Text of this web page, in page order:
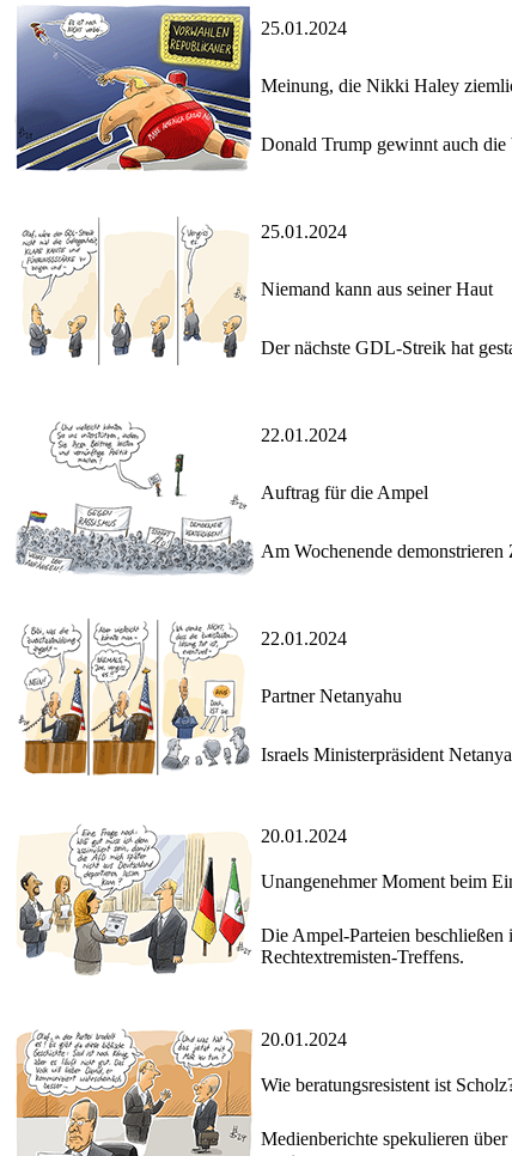
25.01.2024
Meinung, die Nikki Haley
Donald Trump gewinnt auch
25.01.2024
Niemand kann aus seiner Haut
Der nächste GDL-Streik hat
22.01.2024
Auftrag für die Ampel
Am Wochenende demonstrieren
22.01.2024
Partner Netanyahu
Israels Ministerpräsident
20.01.2024
Unangenehmer Moment beim
Die Ampel-Parteien
Rechtextremisten-Treffens.
20.01.2024
Wie beratungsresistent ist
Medienberichte spekulieren